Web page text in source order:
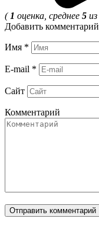
( 1 оценка, среднее 5 из
Добавить комментарий
Имя *
E-mail *
Сайт
Комментарий